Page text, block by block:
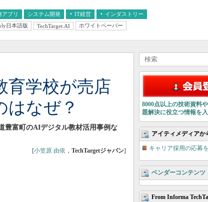
アプリ システム開発 IT経営 インダストリー
医療IT
日本語版 TechTarget.AI ホワイトペーパー
育学校が売店
はなぜ？
豊富町のAIデジタル教材活用事例な
[小笠原 由依 ， TechTargetジャパン]
8000点以上の技術資料
題解決に役立つ情報を入
アイティメディアか
キャリア採用の応募
ベンダーコンテンツ
From Informa